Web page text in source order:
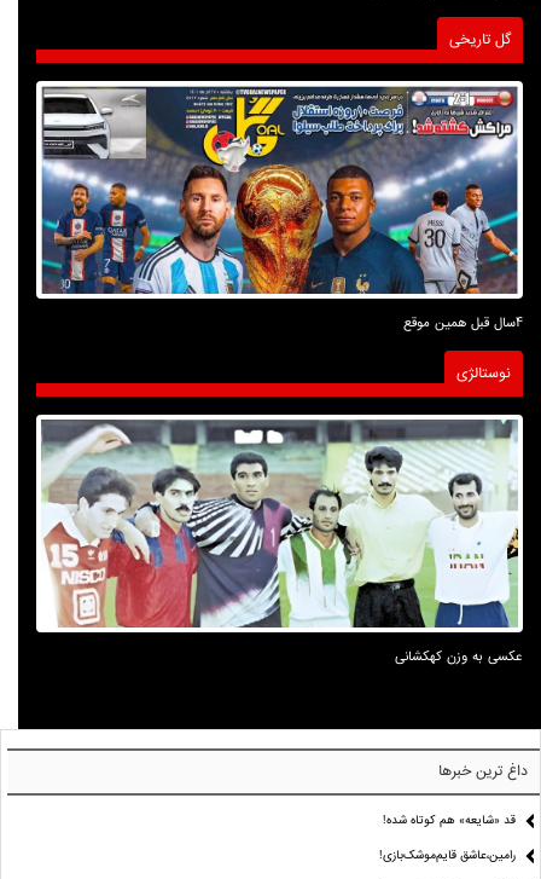
گل تاریخی
4سال قبل همین موقع
نوستالژی
عکسی به وزن کهکشانی
داغ ترین خبرها
قد «شایعه» هم کوتاه شده!
رامین،عاشق قایم‌موشک‌بازی!